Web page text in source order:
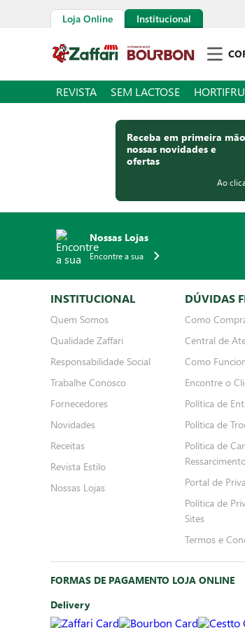
Loja Online Institucional
REVISTA SEM LACTOSE
Receba em primeira mão
nossas novidades e
ofertas
Ao
Nossas Lojas
Encontre a sua
INSTITUCIONAL
Quem Somos
Qualidade Zaffari
Responsabilidade Social
Trabalhe Conosco
Fornecedores
Novidades
Receitas
Revista Estilo
Nossas Lojas
DÚVIDAS
Como
Central de
Como
Encontre o
Política de
Política de
Política de
Portal de
Política de
Sites
Termos e
FORMAS DE PAGAMENTO LOJA ONLINE
Delivery